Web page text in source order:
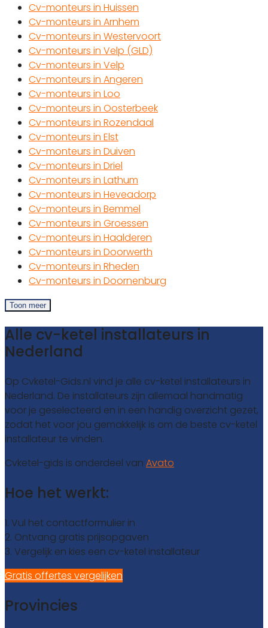
Cv-monteurs in Huissen
Cv-monteurs in Arnhem
Cv-monteurs in Westervoort
Cv-monteurs in Velp (GLD)
Cv-monteurs in Velp
Cv-monteurs in Angeren
Cv-monteurs in Loo
Cv-monteurs in Oosterbeek
Cv-monteurs in Rozendaal
Cv-monteurs in Elst
Cv-monteurs in Duiven
Cv-monteurs in Driel
Cv-monteurs in Lathum
Cv-monteurs in Heveadorp
Cv-monteurs in Bemmel
Cv-monteurs in Groessen
Cv-monteurs in Haalderen
Cv-monteurs in Doorwerth
Cv-monteurs in Rheden
Cv-monteurs in Doornenburg
Toon meer
Alle cv-ketel installateurs in
Nederland
Op Cvketel-Gids.nl vind je alle cv-ketel installateurs in
Nederland. De installateurs zijn allemaal handmatig
voor je geselecteerd en in een handig overzicht gezet,
zodat het voor jou gemakkelijk is om de beste cv-ketel
installateur te vinden.
Cvketel-gids is onderdeel van Avato
Hoe het werkt:
1. Vul het contactformulier in
2. Ontvang gratis prijsopgaven
3. Vergelijk en kies een cv-ketel installateur
Gratis offertes vergelijken
Provincies